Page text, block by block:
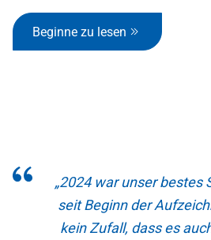
Beginne zu lesen
„2024 war unser bestes
seit Beginn der
kein Zufall, dass es